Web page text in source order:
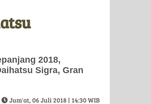
2018,
Sigra, Gran
Jum'at, 06 Juli 2018 | 14:30 WIB